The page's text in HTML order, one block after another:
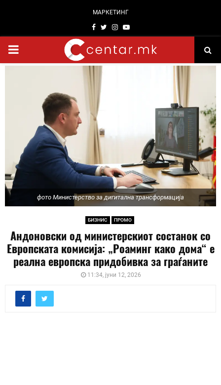
МАРКЕТИНГ
Facebook
TwitterInstagram
Youtube
PRIMARY
фото Министерство за дигитална трансформација
БИЗНИС ПРОМО
Андоновски од министерскиот состанок со
Европската комисија: „Роаминг како дома“ е
реална европска придобивка за граѓаните
11:34, јуни 12, 2026